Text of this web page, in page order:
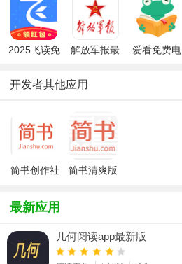
Mobile PDF
2025飞读免
解放军报最
爱看免费电
开发者其他应用
简书创作社
简书清爽版
最新应用
几何阅读app最新版